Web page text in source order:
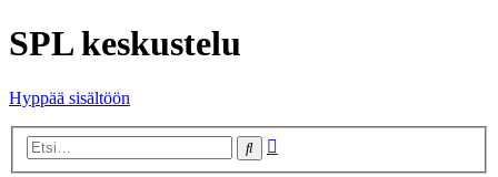
SPL keskustelu
Hyppää sisältöön
Etsi